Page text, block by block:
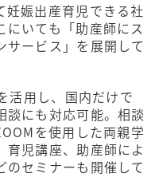
妊娠出産育児できる社
いても「助産師にス
サービス」を展開して
活用し、国内だけで
談にも対応可能。相談
を使用した両親学
児講座、助産師によ
のセミナーも開催して